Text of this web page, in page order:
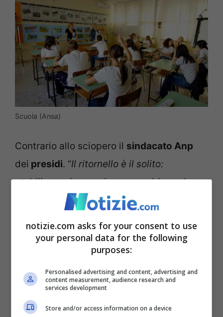
Scuola (Ansa)
Contrario allo sciopero il sindacato Anp
dei presidi. “Il ritornello è il solito:
stabilizzare i precari, non considerando
per nulla il diritto degli alunni ad avere
aggiornati“, osservaCristina Costarelli
E si vuole evidentemente la
distribuzione a pioggia di soldi per tutti.
Non si vuol sentire parlare di merito e
differenziazioni. Più soldi per tutti ha un
notizie.com asks for your consent to use
your personal data for the following
purposes:
Personalised advertising and content, advertising and
content measurement, audience research and
services development
Store and/or access information on a device